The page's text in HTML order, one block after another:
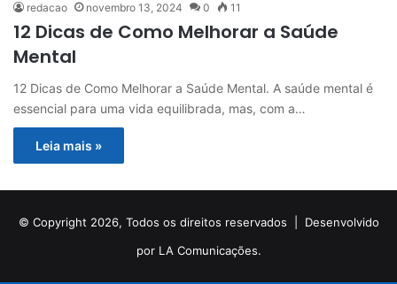
redacao novembro 13, 2024 0 11
12 Dicas de Como Melhorar a Saúde
Mental
12 Dicas de Como Melhorar a Saúde Mental. A saúde mental é
essencial para uma vida equilibrada, mas, com a…
Leia mais »
© Copyright 2026, Todos os direitos reservados | Desenvolvido
por LA Comunicações.